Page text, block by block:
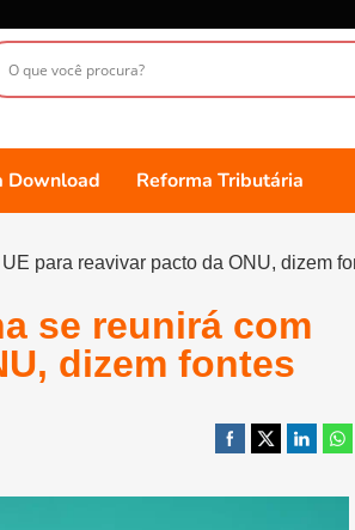
Download Reforma Tributária
para reavivar pacto da ONU, dizem
se reunirá com
dizem fontes